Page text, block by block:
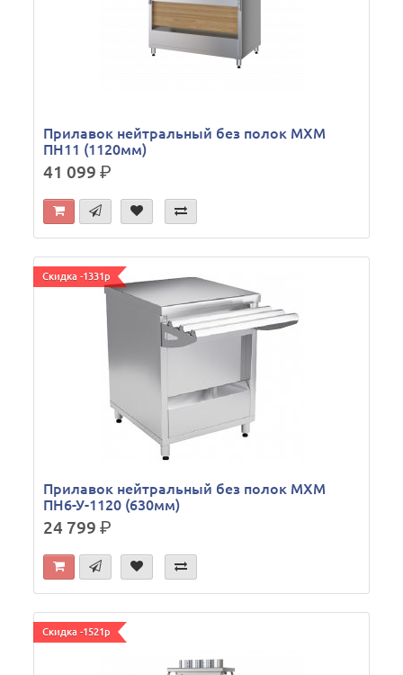
Прилавок нейтральный без полок МХМ
ПН11 (1120мм)
41 099р.
Скидка -1331р
Прилавок нейтральный без полок МХМ
ПН6-У-1120 (630мм)
24 799р.
Скидка -1521р